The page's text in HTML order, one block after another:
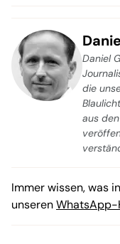
Daniel
die
aus
Immer wissen, was
unserenWhatsApp-